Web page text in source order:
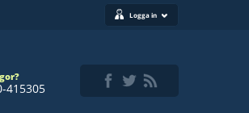
Logga in
415305